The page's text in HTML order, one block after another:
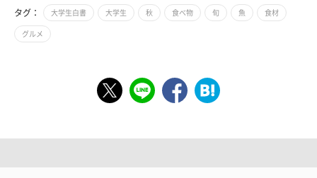
タグ： 大学生白書 大学生 秋 食べ物 旬 魚 食材
グルメ